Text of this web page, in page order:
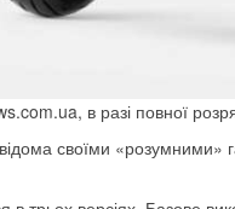
в разі повної
своїми